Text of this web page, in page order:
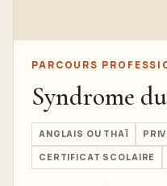
PARCOURS
Syndrome
ANGLAIS OU THAÏ
CERTIFICAT SCOLAIRE